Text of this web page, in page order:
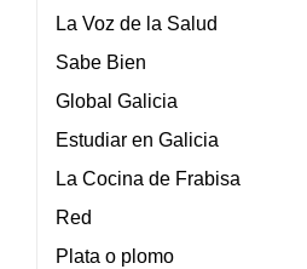
La Voz de la Salud
Sabe Bien
Global Galicia
Estudiar en Galicia
La Cocina de Frabisa
Red
Plata o plomo